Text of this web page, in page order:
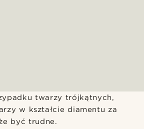
twarzy trójkątnych,
w kształcie diamentu za
być trudne.